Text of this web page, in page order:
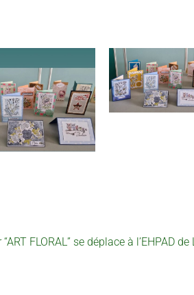
“ART FLORAL” se déplace à l’EHPAD